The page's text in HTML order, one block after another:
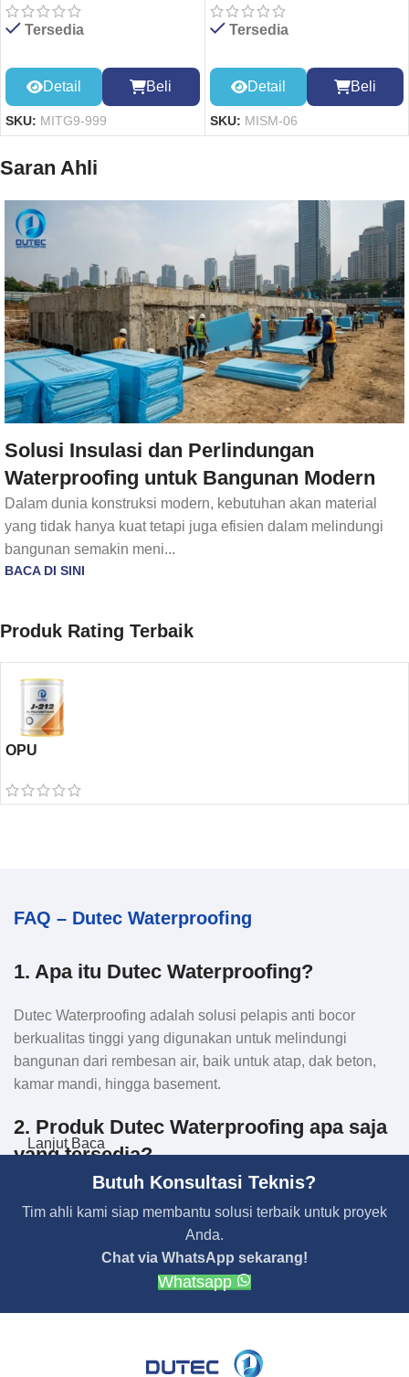
Tersedia
Detail Beli
SKU: MITG9-999
Tersedia
Detail Beli
SKU: MISM-06
Saran Ahli
Solusi Insulasi dan Perlindungan
Waterproofing untuk Bangunan Modern
Dalam dunia konstruksi modern, kebutuhan akan material
yang tidak hanya kuat tetapi juga efisien dalam melindungi
bangunan semakin meni...
BACA DI SINI
Produk Rating Terbaik
OPU
FAQ – Dutec Waterproofing
1. Apa itu Dutec Waterproofing?
Dutec Waterproofing adalah solusi pelapis anti bocor
berkualitas tinggi yang digunakan untuk melindungi
bangunan dari rembesan air, baik untuk atap, dak beton,
kamar mandi, hingga basement.
2. Produk Dutec Waterproofing apa saja
yang tersedia?
Membran Bakar, Membran Tempel, Membran Granule
(Polyethylene, SBS, Thermal, Aluminium).
Cairan Waterproofing (polyurethane, primer, semen cair,
Lanjut Baca
Butuh Konsultasi Teknis?
Tim ahli kami siap membantu solusi terbaik untuk proyek
Anda.
Chat via WhatsApp sekarang!
Whatsapp